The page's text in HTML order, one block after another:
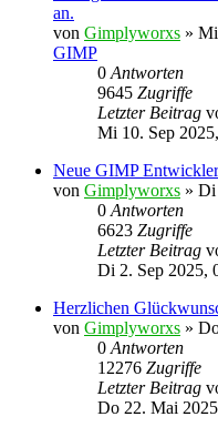
an.
von Gimplyworxs »
GIMP
0 Antworten
9645 Zugriffe
Letzter Beitrag
Mi 10. Sep
Neue GIMP
von Gimplyworxs » Di
0 Antworten
6623 Zugriffe
Letzter Beitrag
Di 2. Sep 2025,
Herzlichen
von Gimplyworxs »
0 Antworten
12276 Zugriffe
Letzter Beitrag
Do 22. Mai